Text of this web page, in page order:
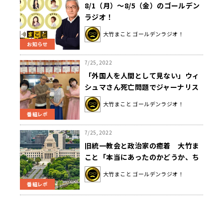
お知らせ
8/1（月）～8/5（金）のゴールデン
ラジオ！
大竹まこと ゴールデンラジオ！
番組レポ
7/25, 2022
「外国人を人間として見ない」ウィ
シュマさん死亡問題でジャーナリス
トが“入管”の闇を掘り下げる
大竹まこと ゴールデンラジオ！
番組レポ
7/25, 2022
旧統一教会と政治家の癒着 大竹ま
こと「本当にあったのかどうか、ち
ゃんと詳らかにしてほしいよね」
大竹まこと ゴールデンラジオ！